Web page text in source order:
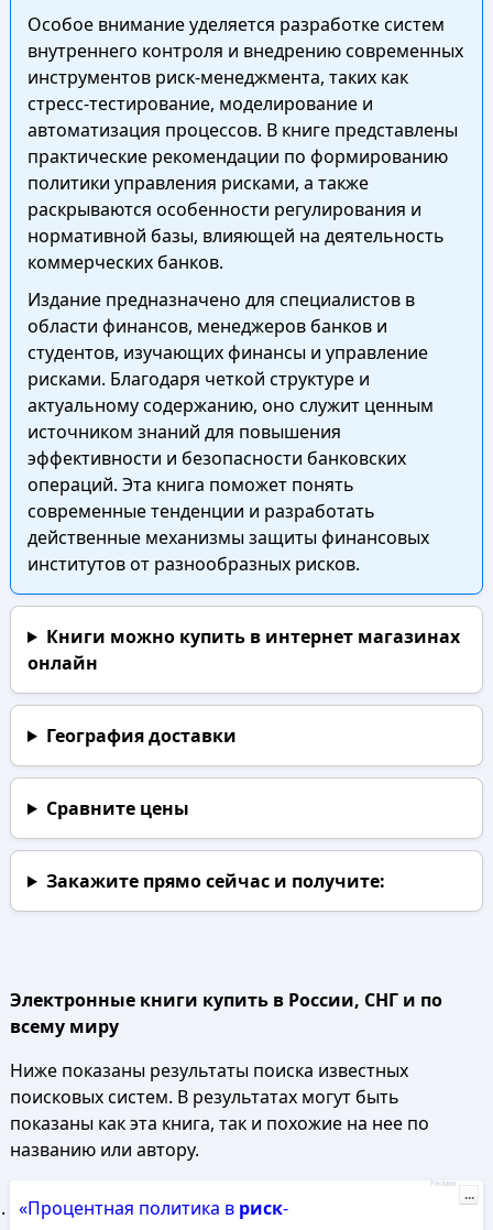
Особое внимание уделяется разработке систем
внутреннего контроля и внедрению современных
инструментов риск-менеджмента, таких как
стресс-тестирование, моделирование и
автоматизация процессов. В книге представлены
практические рекомендации по формированию
политики управления рисками, а также
раскрываются особенности регулирования и
нормативной базы, влияющей на деятельность
коммерческих банков.
Издание предназначено для специалистов в
области финансов, менеджеров банков и
студентов, изучающих финансы и управление
рисками. Благодаря четкой структуре и
актуальному содержанию, оно служит ценным
источником знаний для повышения
эффективности и безопасности банковских
операций. Эта книга поможет понять
современные тенденции и разработать
действенные механизмы защиты финансовых
институтов от разнообразных рисков.
Книги можно купить в интернет магазинах
онлайн
География доставки
Сравните цены
Закажите прямо сейчаси получите:
Электронные книги купить в России, СНГ и по
всему миру
Ниже показаны результаты поиска известных
поисковых систем. В результатах могут быть
показаны как эта книга, так и похожие на нее по
названию или автору.
«Процентная политика в риск-
Реклама
...